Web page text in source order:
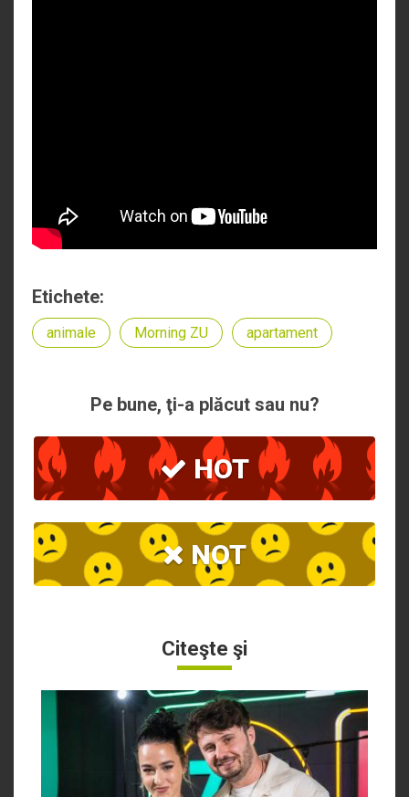
Etichete:
animale Morning ZU apartament
Pe bune, ţi-a plăcut sau nu?
HOT
NOT
Citeşte şi